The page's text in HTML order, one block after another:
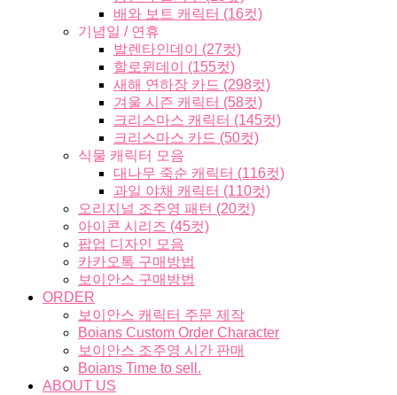
배와 보트 캐릭터 (16컷)
기념일 / 연휴
발렌타인데이 (27컷)
할로윈데이 (155컷)
새해 연하장 카드 (298컷)
겨울 시즌 캐릭터 (58컷)
크리스마스 캐릭터 (145컷)
크리스마스 카드 (50컷)
식물 캐릭터 모음
대나무 죽순 캐릭터 (116컷)
과일 야채 캐릭터 (110컷)
오리지널 조주영 패턴 (20컷)
아이콘 시리즈 (45컷)
팝업 디자인 모음
카카오톡 구매방법
보이안스 구매방법
ORDER
보이안스 캐릭터 주문 제작
Boians Custom Order Character
보이안스 조주영 시간 판매
Boians Time to sell.
ABOUT US